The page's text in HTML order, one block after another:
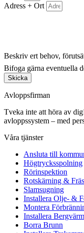
Adress + Ort
Beskriv ert behov,
Bifoga gärna eventuella
Skicka
Avloppsfirman
Tveka inte att höra av
avloppssystem – med
Våra tjänster
Ansluta till
Högtrycksspolning
Rörinspektion
Rotskärning &
Slamsugning
Installera Olje- &
Montera
Installera
Borra Brunn